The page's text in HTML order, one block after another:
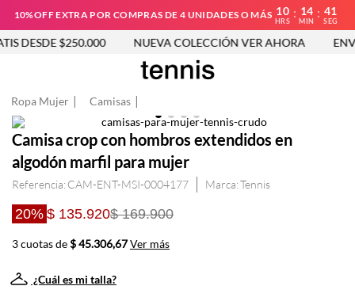
10%OFF EXTRA POR COMPRAS DE 4 UNIDADES O MÁS 10
HRS
: 14
MIN
: 41
SEG
DESDE $250.000 NUEVA COLECCIÓN VER AHORA
Ropa Mujer Camisas
Camisa crop con hombros extendidos en
algodón marfil para mujer
Referencia: CAM-ENT-MSI-0004177 Tennis
20% $ 135.920$ 169.900
3 cuotas de$ 45.306,67Ver más
¿Cuál es mi talla?